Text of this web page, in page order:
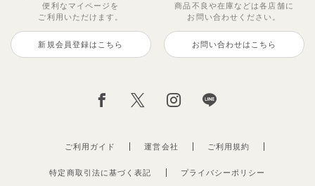
便利な マイページを
ご利用いただけます。
新規会員登録はこちら
商品不良や在庫などは各店舗に
お問い合わせください。
お問い合わせはこちら
ご利用ガイド 運営会社
特定商取引法に基づく表記 プライバシーポリシー
ご利用規約